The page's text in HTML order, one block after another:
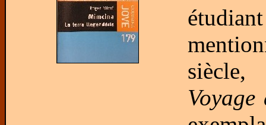
Voyage